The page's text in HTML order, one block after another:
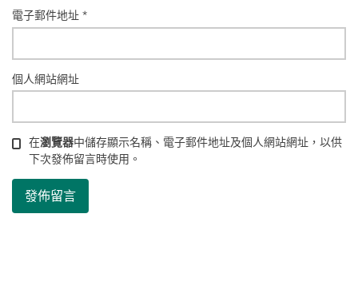
電子郵件地址*
個人網站網址
在瀏覽器中儲存顯示名稱、電子郵件地址及個人網站網址，以供
下次發佈留言時使用。